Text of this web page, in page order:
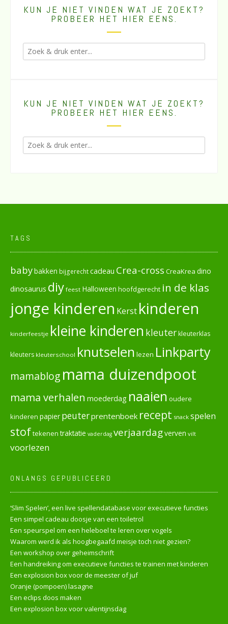
KUN JE NIET VINDEN WAT JE ZOEKT?
PROBEER HET HIER EENS.
KUN JE NIET VINDEN WAT JE ZOEKT?
PROBEER HET HIER EENS.
TAGS
babybakken bijgerechtcadeau Crea-cross CreaKrea dino
dinosaurus diy feest Halloween hoofdgerecht in de klas
jonge kinderen Kerst kinderen
kinderfeestje kleine kinderen kleuterkleuterklas
kleuters kleuterschool knutselen lezen Linkparty
mamablog mama duizendpoot
mama verhalen moederdag naaien oudere
kinderen papier peuterprentenboek recept snack spelen
stoftekenen traktatie vaderdag verjaardagverven vilt
voorlezen
ONLANGS GEPUBLICEERD
‘Slim Spelen’, een live spellendatabase voor executieve functies
Een simpel cadeau doosje van een toiletrol
Een speurspel om een heleboel te leren over vogels
Waarom werd ik als hoogbegaafd meisje toch niet gezien?
Een workshop over geheimschrift
Een handreiking om executieve functies te trainen met kinderen
Een explosion box voor de meester of juf
Oranje (pompoen) lasagne
Een eclips doos maken
Een explosion box voor valentijnsdag